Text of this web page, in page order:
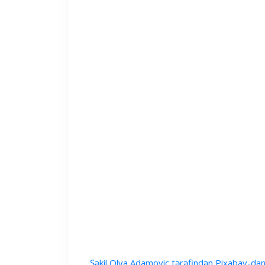
Şəkil Olya Adamoviç tərəfindən Pixabay-dan